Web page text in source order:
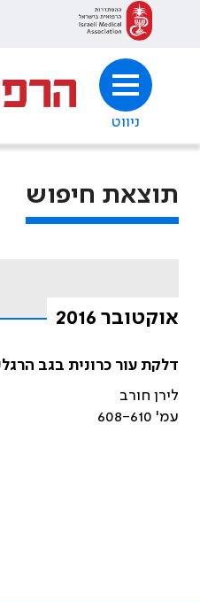
ניווט
תוצאת חיפוש
אוקטובר 2016
דלקת עור כרונית בגב
לירן חורב
עמ' 608-610